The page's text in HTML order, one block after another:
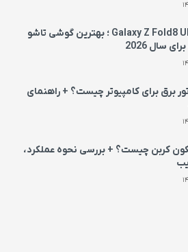
بررسی Galaxy Z Fold8 Ultra ؛ بهترین گوشی تاشو
سال 2026
برق برای کامپیوتر چیست؟ + راهنمای
کربن چیست؟ + بررسی نحوه عملکرد،